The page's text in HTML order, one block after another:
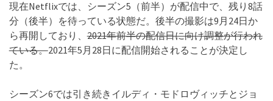
現在Netflixでは、シーズン5（前半）が配信中で、残り8話
分（後半）を待っている状態だ。後半の撮影は9月24日か
ら再開しており、2021年前半の配信日に向け調整が行われ
ている。2021年5月28日に配信開始されることが決定し
た。
シーズン6では引き続きイルディ・モドロヴィッチとジョ